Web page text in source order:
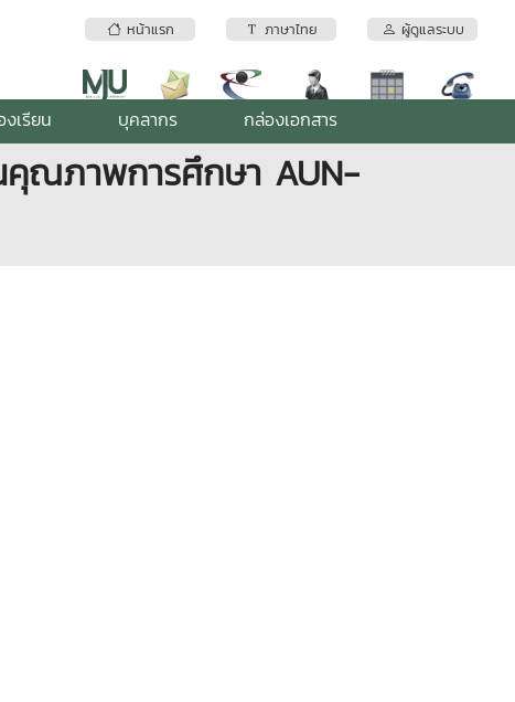
หน้าแรก ภาษาไทย ผู้ดูแลระบบ
เรียน บุคลากร กล่องเอกสาร
คุณภาพการศึกษา AUN-